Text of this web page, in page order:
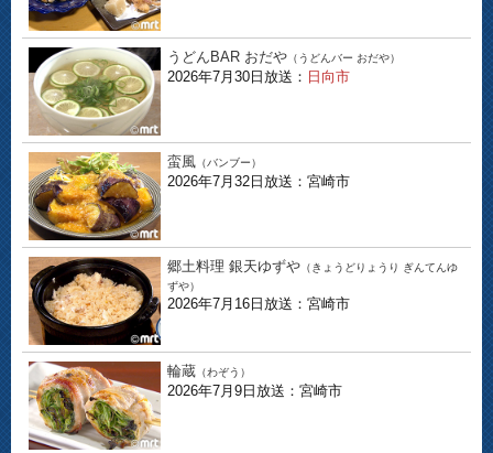
うどんBAR おだや （うどんバー おだや）
2026年7月30日放送： 日向市
蛮風 （バンブー）
2026年7月32日放送：宮崎市
郷土料理 銀天ゆずや （きょうどりょうり ぎんてんゆ
ずや）
2026年7月16日放送：宮崎市
輪蔵 （わぞう）
2026年7月9日放送：宮崎市